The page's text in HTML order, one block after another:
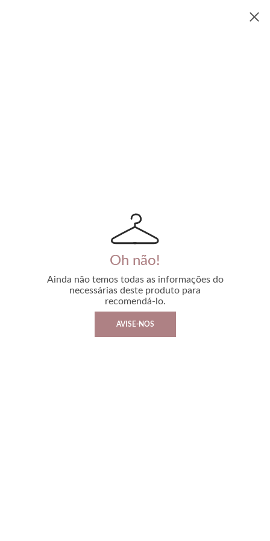
Oh não!
Ainda não temos todas as informações do
necessárias deste produto para
recomendá-lo.
AVISE-NOS